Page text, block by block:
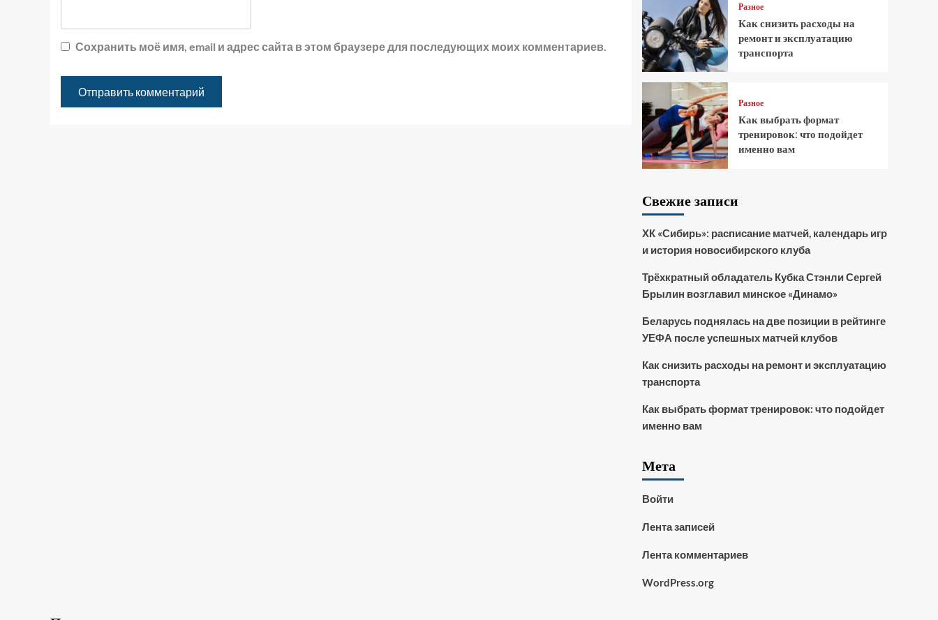
Сохранить моё имя, email и адрес сайта в этом браузере для последующих моих комментариев.
Разное
Как снизить расходы на
ремонт и эксплуатацию
транспорта
Разное
Как выбрать формат
тренировок: что подойдет
именно вам
Свежие записи
ХК «Сибирь»: расписание матчей, календарь игр
и история новосибирского клуба
Трёхкратный обладатель Кубка Стэнли Сергей
Брылин возглавил минское «Динамо»
Беларусь поднялась на две позиции в рейтинге
УЕФА после успешных матчей клубов
Как снизить расходы на ремонт и эксплуатацию
транспорта
Как выбрать формат тренировок: что подойдет
именно вам
Мета
Войти
Лента записей
Лента комментариев
WordPress.org